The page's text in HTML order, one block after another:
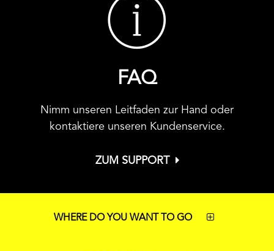
FAQ
Nimm unseren Leitfaden zur Hand oder
kontaktiere unseren Kundenservice.
ZUM SUPPORT
WHERE DO YOU WANT TO GO